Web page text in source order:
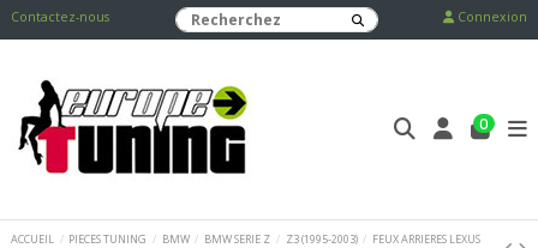
Contactez-nous Connexion
0
ACCUEIL PIECES TUNING BMW BMW SERIE Z Z3 (1995-2003)
FEUX ARRIERES LEXUS